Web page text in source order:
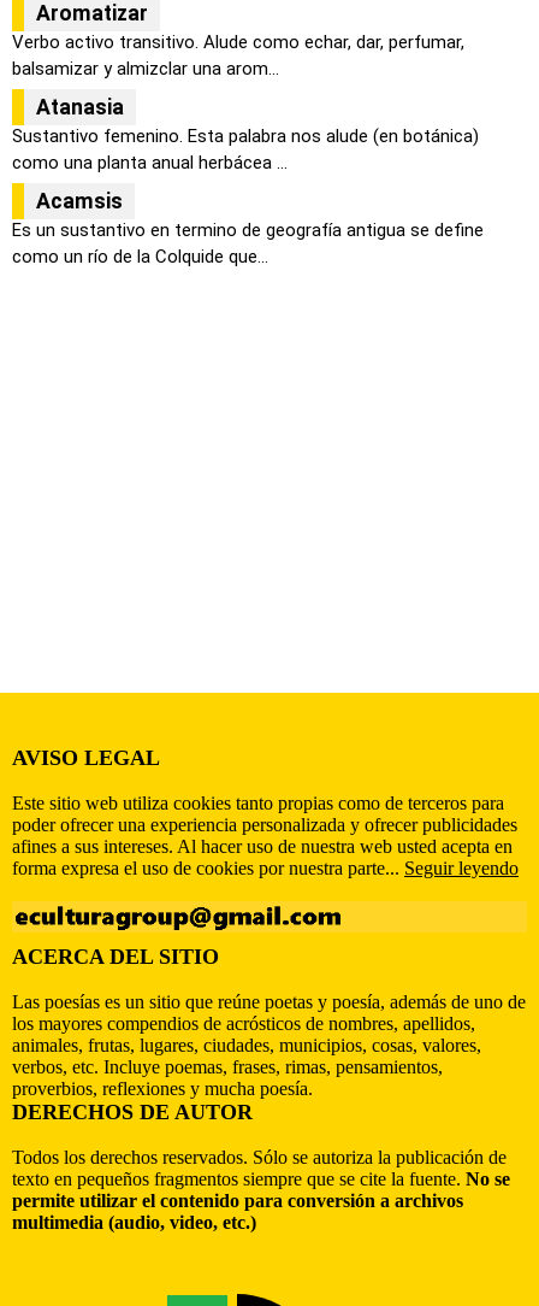
Aromatizar
Verbo activo transitivo. Alude como echar, dar, perfumar,
balsamizar y almizclar una arom...
Atanasia
Sustantivo femenino. Esta palabra nos alude (en botánica)
como una planta anual herbácea ...
Acamsis
Es un sustantivo en termino de geografía antigua se define
como un río de la Colquide que...
AVISO LEGAL
Este sitio web utiliza cookies tanto propias como de terceros para
poder ofrecer una experiencia personalizada y ofrecer publicidades
afines a sus intereses. Al hacer uso de nuestra web usted acepta en
forma expresa el uso de cookies por nuestra parte... Seguir leyendo
ACERCA DEL SITIO
Las poesías es un sitio que reúne poetas y poesía, además de uno de
los mayores compendios de acrósticos de nombres, apellidos,
animales, frutas, lugares, ciudades, municipios, cosas, valores,
verbos, etc. Incluye poemas, frases, rimas, pensamientos,
proverbios, reflexiones y mucha poesía.
DERECHOS DE AUTOR
Todos los derechos reservados. Sólo se autoriza la publicación de
texto en pequeños fragmentos siempre que se cite la fuente. No se
permite utilizar el contenido para conversión a archivos
multimedia (audio, video, etc.)